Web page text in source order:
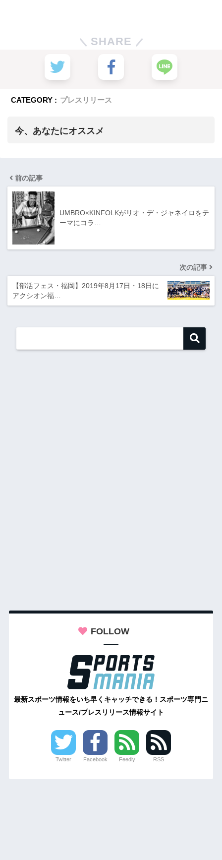
SHARE
CATEGORY : プレスリリース
今、あなたにオススメ
前の記事
UMBRO×KINFOLKがリオ・デ・ジャネイロをテ
ーマにコラ…
次の記事
【部活フェス・福岡】2019年8月17日・18日に
アクシオン福…
FOLLOW
最新スポーツ情報をいち早くキャッチできる！スポーツ専門ニ
ュース/プレスリリース情報サイト
Twitter Facebook Feedly RSS